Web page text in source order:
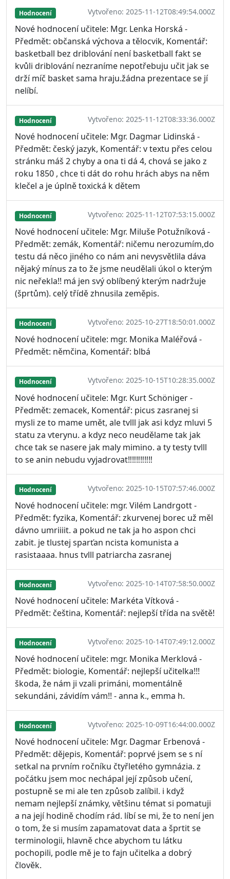
Hodnocení Vytvořeno: 2025-11-12T08:49:54.000Z
Nové hodnocení učitele: Mgr. Lenka Horská -
Předmět: občanská výchova a tělocvik, Komentář:
basketball bez driblování není basketball fakt se
kvůli driblování nezraníme nepotřebuju učit jak se
drží míč basket sama hraju.žádna prezentace se jí
nelíbí.
Hodnocení Vytvořeno: 2025-11-12T08:33:36.000Z
Nové hodnocení učitele: Mgr. Dagmar Lidinská -
Předmět: český jazyk, Komentář: v textu přes celou
stránku máš 2 chyby a ona ti dá 4, chová se jako z
roku 1850 , chce ti dát do rohu hrách abys na něm
klečel a je úplně toxická k dětem
Hodnocení Vytvořeno: 2025-11-12T07:53:15.000Z
Nové hodnocení učitele: Mgr. Miluše Potužníková -
Předmět: zemák, Komentář: ničemu nerozumím,do
testu dá něco jiného co nám ani nevysvětlila dáva
nějaký mínus za to že jsme neudělali úkol o kterým
nic neřekla!! má jen svý oblíbený kterým nadržuje
(šprtům). celý třídě zhnusila zeměpis.
Hodnocení Vytvořeno: 2025-10-27T18:50:01.000Z
Nové hodnocení učitele: mgr. Monika Maléřová -
Předmět: němčina, Komentář: blbá
Hodnocení Vytvořeno: 2025-10-15T10:28:35.000Z
Nové hodnocení učitele: Mgr. Kurt Schöniger -
Předmět: zemacek, Komentář: picus zasranej si
mysli ze to mame umět, ale tvlll jak asi kdyz mluvi 5
statu za vterynu. a kdyz neco neudělame tak jak
chce tak se nasere jak maly mimino. a ty testy tvlll
to se anin nebudu vyjadrovat‼️‼️‼️‼️‼️‼️
Hodnocení Vytvořeno: 2025-10-15T07:57:46.000Z
Nové hodnocení učitele: mgr. Vilém Landrgott -
Předmět: fyzika, Komentář: zkurvenej borec už měl
dávno umriiiit. a pokud ne tak ja ho aspon chci
zabit. je tlustej sparťan ncista komunista a
rasistaaaa. hnus tvlll patriarcha zasranej
Hodnocení Vytvořeno: 2025-10-14T07:58:50.000Z
Nové hodnocení učitele: Markéta Vítková -
Předmět: čeština, Komentář: nejlepší třída na světě!
Hodnocení Vytvořeno: 2025-10-14T07:49:12.000Z
Nové hodnocení učitele: mgr. Monika Merklová -
Předmět: biologie, Komentář: nejlepší učitelka!!!
škoda, že nám ji vzali primáni, momentálně
sekundáni, závidím vám!! - anna k., emma h.
Hodnocení Vytvořeno: 2025-10-09T16:44:00.000Z
Nové hodnocení učitele: Mgr. Dagmar Erbenová -
Předmět: dějepis, Komentář: poprvé jsem se s ní
setkal na prvním ročníku čtyřletého gymnázia. z
počátku jsem moc nechápal její způsob učení,
postupně se mi ale ten způsob zalíbil. i když
nemam nejlepší známky, většinu témat si pomatuji
a na její hodině chodím rád. líbí se mi, že to není jen
o tom, že si musím zapamatovat data a šprtit se
terminologii, hlavně chce abychom tu látku
pochopili, podle mě je to fajn učitelka a dobrý
člověk.